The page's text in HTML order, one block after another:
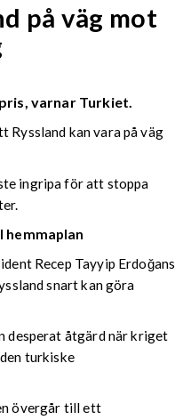
på väg mot
varnar Turkiet.
kan vara på väg
ingripa för att stoppa
hemmaplan
Recep Tayyip Erdoğans
snart kan göra
desperat åtgärd när kriget
turkiske
övergår till ett